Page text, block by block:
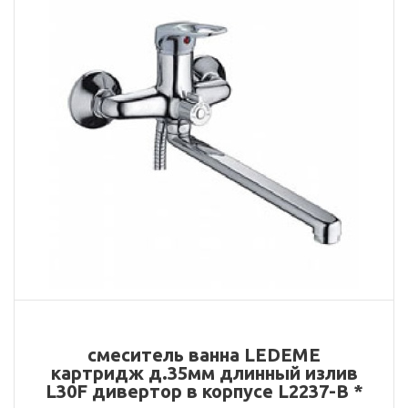
смеситель ванна LEDEME
картридж д.35мм длинный излив
L30F дивертор в корпусе L2237-B *